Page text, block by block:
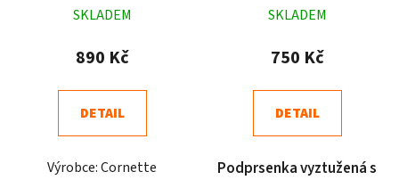
hodnocení
produktu
4,6
z
hvězdiček.
SKLADEM
890 Kč
DETAIL
Výrobce: Cornette
hodnocení
produktu
5,0
z
hvězdiček.
SKLADEM
750 Kč
DETAIL
Podprsenka vyztužená s